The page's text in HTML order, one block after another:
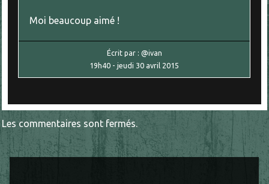
Moi beaucoup aimé !
Écrit par : @ivan
19h40 -jeudi 30 avril 2015
Les commentaires sont fermés.